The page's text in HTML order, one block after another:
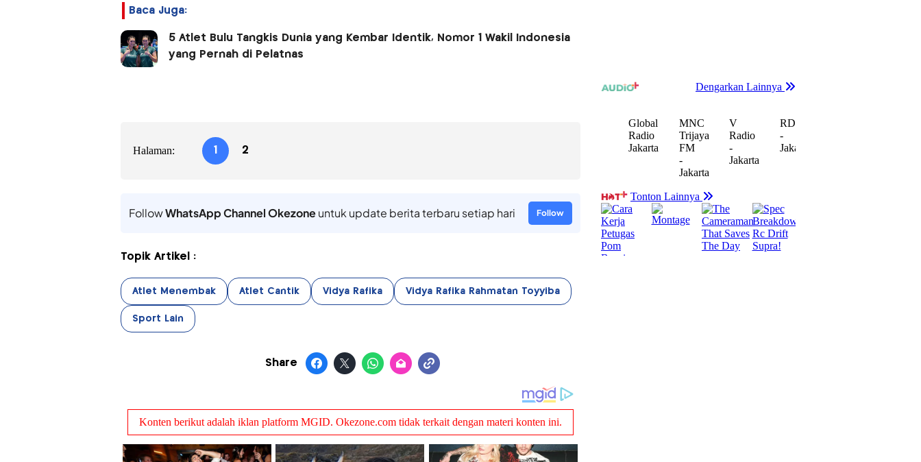
Baca Juga:
5 Atlet Bulu Tangkis Dunia yang Kembar Identik, Nomor 1 Wakil Indonesia
yang Pernah di Pelatnas
Halaman: 1 2
FollowWhatsApp Channel Okezoneuntuk update berita terbaru setiap hari Follow
Topik Artikel :
Atlet Menembak Atlet Cantik Vidya Rafika Vidya Rafika Rahmatan Toyyiba
Sport Lain
Share